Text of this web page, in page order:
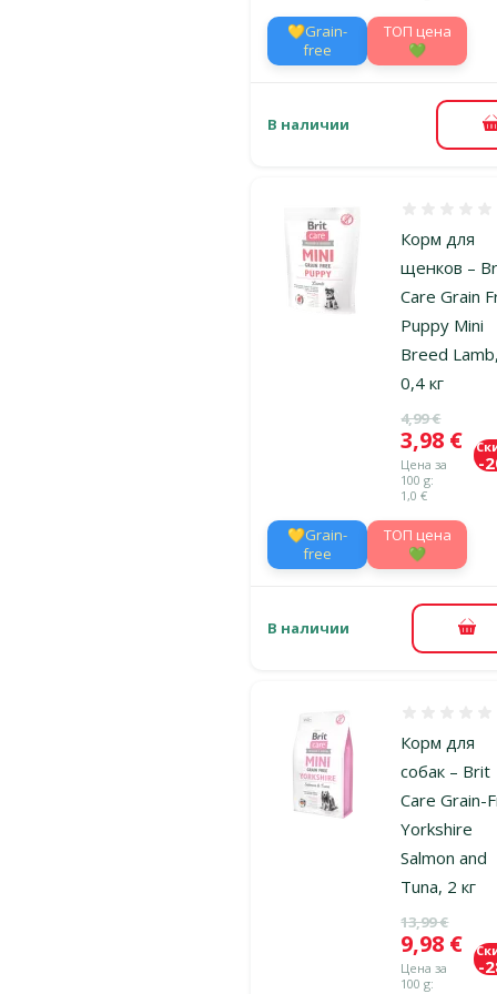
💛Grain-
free
TOП цена
💚
В наличии
Корм для
щенков –
Care Grain
Puppy Mini
Breed
0,4 кг
Исходная
4,99 €
Цена
3,98 €
Цена за
100 g:
1,0 €
-
💛Grain-
free
TOП цена
💚
В наличии В
Корм для
собак – Brit
Care Grain-
Yorkshire
Salmon and
Tuna, 2 кг
Исходная
13,99 €
Цена
9,98 €
Цена за
100 g:
-